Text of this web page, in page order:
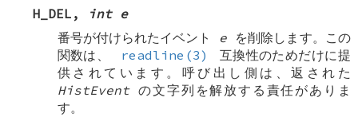
H_DEL ,
int e
番号が付けられたイベント e を削除します。この
関数は、
readline(3)
互換性のためだけに提
供されています。呼び出し側は、返された
HistEventの文字列を解放する責任がありま
す。